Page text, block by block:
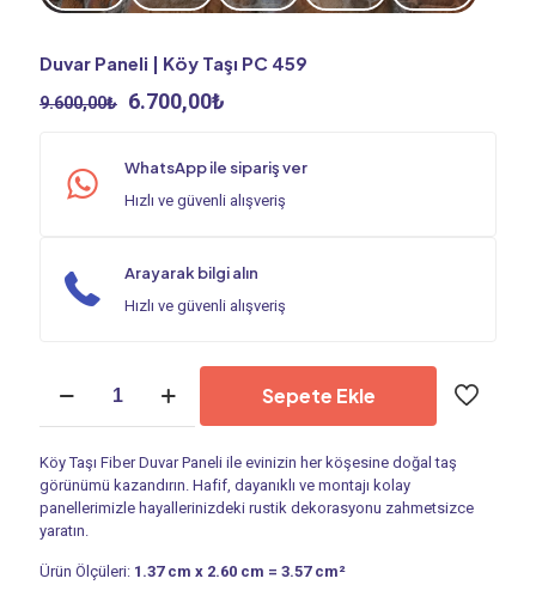
Duvar Paneli | Köy Taşı PC 459
9.600,00₺ Orijinal
6.700,00₺
6.700,00₺.
WhatsApp ile sipariş ver
Hızlı ve güvenli alışveriş
Arayarak bilgi alın
Hızlı ve güvenli alışveriş
Paneli
Taşı
PC
459
adet
Sepete Ekle
Köy Taşı Fiber Duvar Paneli ile evinizin her köşesine doğal taş
görünümü kazandırın. Hafif, dayanıklı ve montajı kolay
panellerimizle hayallerinizdeki rustik dekorasyonu zahmetsizce
yaratın.
Ürün Ölçüleri: 1.37 cm x 2.60 cm = 3.57 cm²